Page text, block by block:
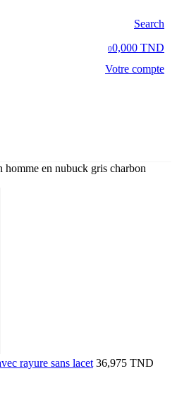
Search
00,000 TND
Votre compte
homme en nubuck gris charbon
rayure sans lacet 36,975 TND